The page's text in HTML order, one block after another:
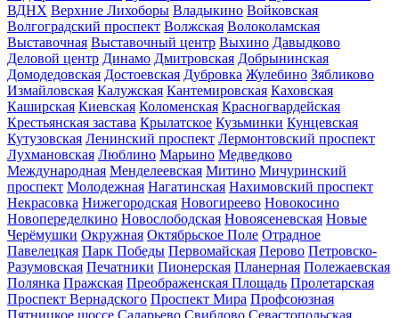
ВДНХ Верхние Лихоборы Владыкино Войковская
Волгоградский проспект Волжская Волоколамская
Выставочная Выставочный центр Выхино Давыдково
Деловой центр Динамо Дмитровская Добрынинская
Домодедовская Достоевская Дубровка Жулебино Зябликово
Измайловская Калужская Кантемировская Каховская
Каширская Киевская Коломенская Красногвардейская
Крестьянская застава Крылатское Кузьминки Кунцевская
Кутузовская Ленинский проспект Лермонтовский проспект
Лухмановская Люблино Марьино Медведково
Международная Менделеевская Митино Мичуринский
проспект Молодежная Нагатинская Нахимовский проспект
Некрасовка Нижегородская Новогиреево Новокосино
Новопеределкино Новослободская Новоясеневская Новые
Черёмушки Окружная Октябрьское Поле Отрадное
Павелецкая Парк Победы Первомайская Перово Петровско-
Разумовская Печатники Пионерская Планерная Полежаевская
Полянка Пражская Преображенская Площадь Пролетарская
Проспект Вернадского Проспект Мира Профсоюзная
Пятницкое шоссе Саларьево Свиблово Севастопольская